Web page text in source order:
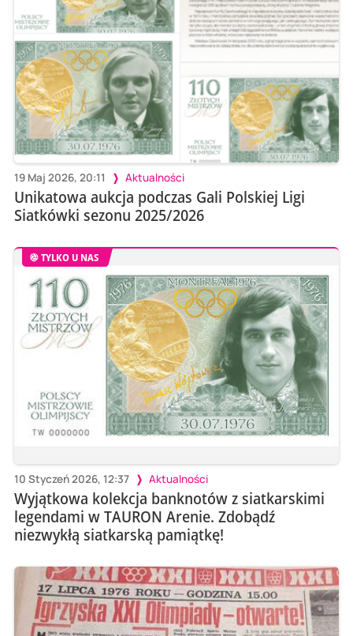
19 Maj 2026, 20:11 Aktualności
Unikatowa aukcja podczas Gali Polskiej Ligi
Siatkówki sezonu 2025/2026
TYLKO U NAS
10 Styczeń 2026, 12:37 Aktualności
Wyjątkowa kolekcja banknotów z siatkarskimi
legendami w TAURON Arenie. Zdobądź
niezwykłą siatkarską pamiątkę!